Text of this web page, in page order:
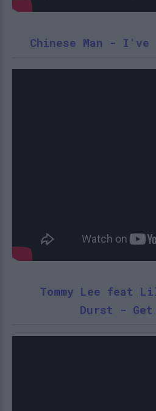
Chinese Man - I've
Tommy Lee feat
Durst - Get